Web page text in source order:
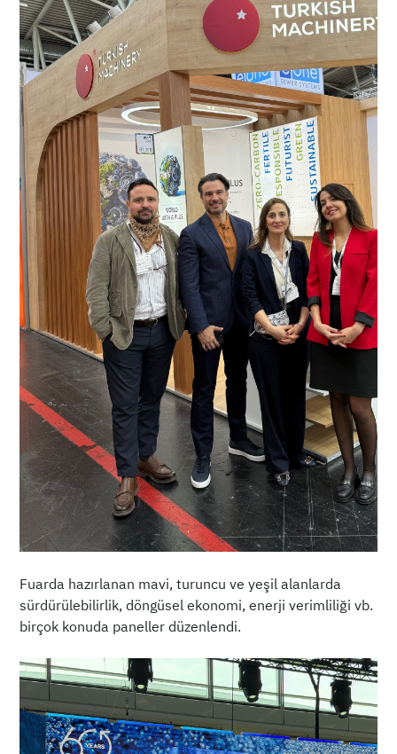
Fuarda hazırlanan mavi, turuncu ve yeşil alanlarda
sürdürülebilirlik, döngüsel ekonomi, enerji verimliliği vb.
birçok konuda paneller düzenlendi.